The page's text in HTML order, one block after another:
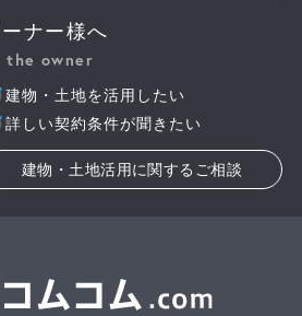
ナー様へ
the owner
建物・土地を活用したい
詳しい契約条件が聞きたい
建物・土地活用に関するご相談